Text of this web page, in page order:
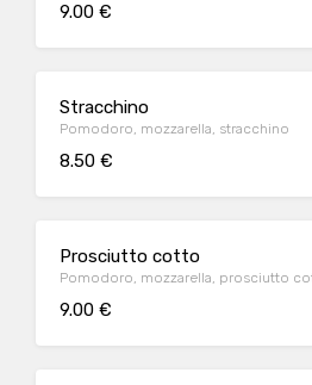
9.00 €
Stracchino
Pomodoro, mozzarella, stracchino
8.50 €
Prosciutto cotto
Pomodoro, mozzarella, prosciutto
9.00 €